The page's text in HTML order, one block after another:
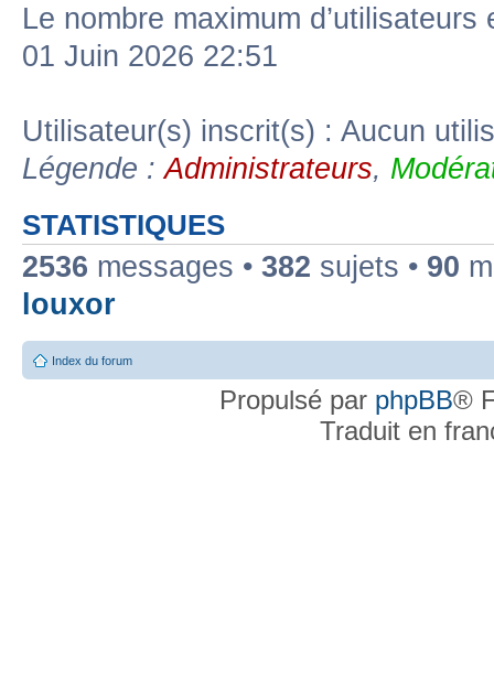
Le nombre maximum
01 Juin 2026 22:51
Utilisateur(s) inscrit(s) : Aucun
Légende :Administrateurs,
STATISTIQUES
2536 messages • 382 sujets • 90
louxor
Index du forum
Propulsé par phpBB®
Traduit en